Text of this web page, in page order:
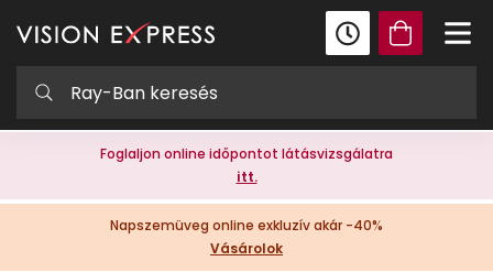
Foglaljon online időpontot látásvizsgálatra
itt.
Napszemüveg online exkluzív akár -40%
Vásárolok